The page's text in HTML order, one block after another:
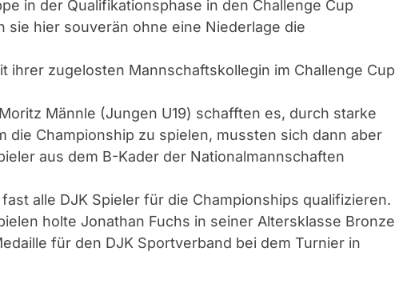
in der Qualifikationsphase in den Challenge Cup
sie hier souverän ohne eine Niederlage die
ihrer zugelosten Mannschaftskollegin im Challenge Cup
Männle (Jungen U19) schafften es, durch starke
die Championship zu spielen, mussten sich dann aber
aus dem B-Kader der Nationalmannschaften
alle DJK Spieler für die Championships qualifizieren.
holte Jonathan Fuchs in seiner Altersklasse Bronze
für den DJK Sportverband bei dem Turnier in